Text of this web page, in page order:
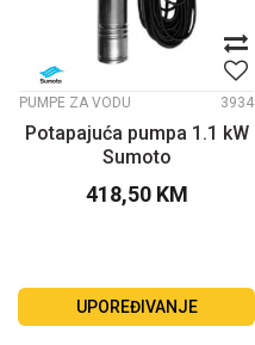
PUMPE ZA VODU 3934
Potapajuća pumpa 1.1 kW
Sumoto
418,50 KM
UPOREĐIVANJE